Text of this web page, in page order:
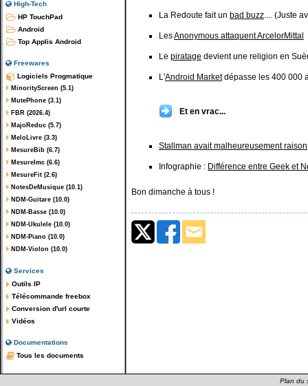
High-Tech
HP TouchPad
Android
Top Applis Android
Freewares
Logiciels Progmatique
MinorityScreen (5.1)
MutePhone (3.1)
FBR (2026.4)
MajoReduc (5.7)
MeloLivre (3.3)
MesureBib (6.7)
MesureImc (6.6)
MesureFit (2.6)
NotesDeMusique (10.1)
NDM-Guitare (10.0)
NDM-Basse (10.0)
NDM-Ukulele (10.0)
NDM-Piano (10.0)
NDM-Violon (10.0)
Services
Outils IP
Télécommande freebox
Conversion d'url courte
Vidéos
Documentations
Tous les documents
La Redoute fait un bad buzz.... (Juste
LesAnonymous attaquent ArcelorMittal
Le piratage devient une religion en
L'Android Marketdépasse les 400 000
Et en vrac...
Stallman avait malheureusement raison
Infographie : Différence entre Geek et
Bon dimanche à tous !
Plan du